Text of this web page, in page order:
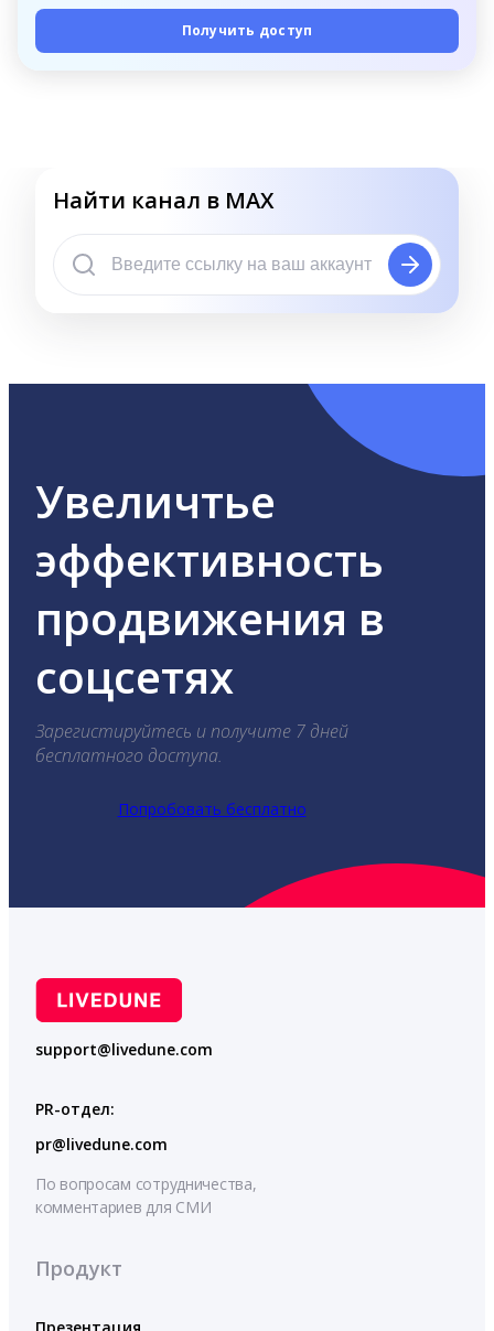
Получить доступ
Найти канал в MAX
Увеличтье
эффективность
продвижения в
соцсетях
Зарегистируйтесь и получите 7 дней
бесплатного доступа.
Попробовать бесплатно
support@livedune.com
PR-отдел:
pr@livedune.com
По вопросам сотрудничества,
комментариев для СМИ
Продукт